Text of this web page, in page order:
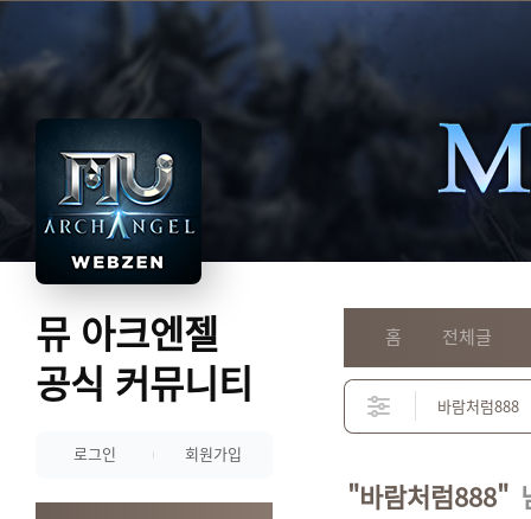
뮤 아크엔젤
공식 커뮤니티
로그인 회원가입
홈 전체글
"바람처럼888"